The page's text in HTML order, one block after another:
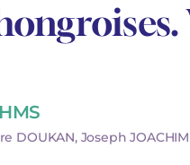
DOUKAN, Joseph JOACHIM